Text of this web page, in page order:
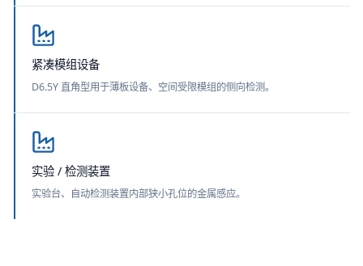
紧凑模组设备
D6.5Y 直角型用于薄板设备、空间受限模组的侧向检测。
实验 / 检测装置
实验台、自动检测装置内部狭小孔位的金属感应。